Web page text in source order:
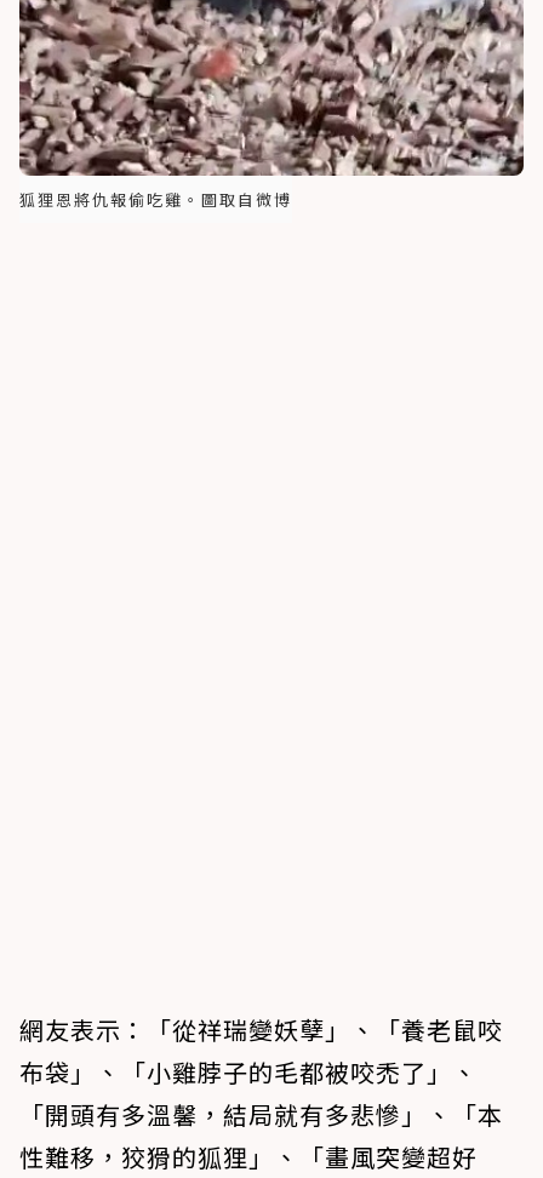
狐狸恩將仇報偷吃雞。圖取自微博
網友表示：「從祥瑞變妖孽」、「養老鼠咬
布袋」、「小雞脖子的毛都被咬禿了」、
「開頭有多溫馨，結局就有多悲慘」、「本
性難移，狡猾的狐狸」、「畫風突變超好